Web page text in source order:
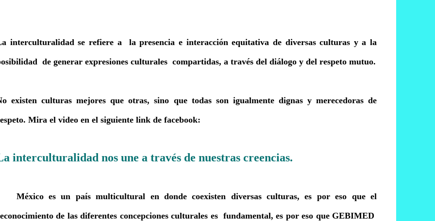
interculturalidad se refiere a la presencia e interacción equitativa de diversas culturas y a la
de generar expresiones culturales compartidas, a través del diálogo y del respeto mutuo.
existen culturas mejores que otras, sino que todas son igualmente dignas y merecedoras de
Mira el video en el siguiente link de facebook:
interculturalidad nos une a través de nuestras creencias.
México es un país multicultural en donde coexisten diversas culturas, es por eso que el
de las diferentes concepciones culturales es fundamental, es por eso que GEBIMED